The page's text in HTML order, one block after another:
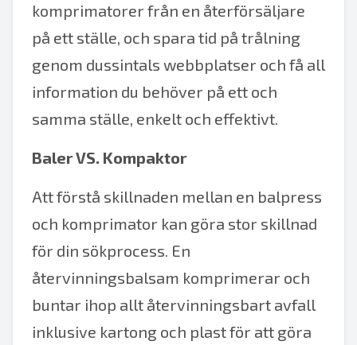
komprimatorer från en återförsäljare
på ett ställe, och spara tid på trålning
genom dussintals webbplatser och få all
information du behöver på ett och
samma ställe, enkelt och effektivt.
Baler VS. Kompaktor
Att förstå skillnaden mellan en balpress
och komprimator kan göra stor skillnad
för din sökprocess. En
återvinningsbalsam komprimerar och
buntar ihop allt återvinningsbart avfall
inklusive kartong och plast för att göra